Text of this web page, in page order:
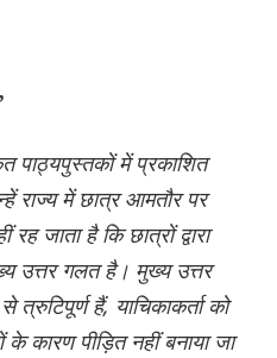
पाठ्यपुस्तकों में प्रकाशित
राज्य में छात्र आमतौर पर
जाता है कि छात्रों द्वारा
उत्तर गलत है। मुख्य उत्तर
हैं, याचिकाकर्ता को
के कारण पीड़ित नहीं बनाया जा